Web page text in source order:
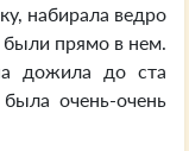
набирала ведро
были прямо в нем.
дожила до ста
очень-очень